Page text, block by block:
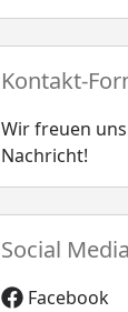
Kontakt-
Wir freuen
Nachricht!
Social Media
Facebook